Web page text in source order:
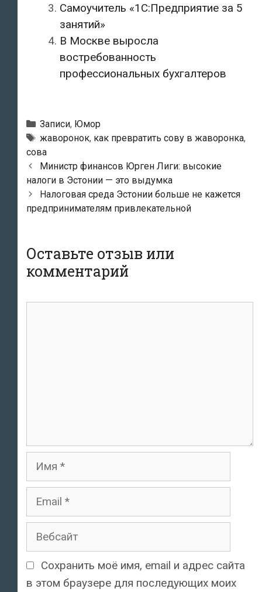
Самоучитель «1С:Предприятие за 5
занятий»
В Москве выросла
востребованность
профессиональных бухгалтеров
Рубрики
Записи, Юмор
Метки
жаворонок, как превратить сову в жаворонка,
сова
Навигация
по
записям
Министр финансов Юрген Лиги: высокие
налоги в Эстонии — это выдумка
Налоговая среда Эстонии больше не кажется
предпринимателям привлекательной
Оставьте отзыв или
комментарий
Имя
Email
Вебсайт
Сохранить моё имя, email и адрес сайта
в этом браузере для последующих моих